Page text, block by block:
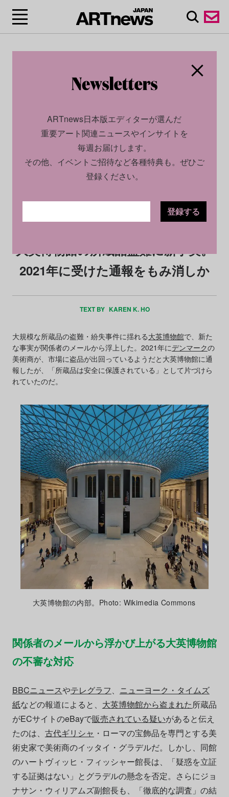
2023.08.31
大英博物館の所蔵品盗難に新事実。
2021年に受けた通報をもみ消しか
TEXT BY KAREN K. HO
大規模な所蔵品の盗難・紛失事件に揺れる大英博物館で、新た
な事実が関係者のメールから浮上した。2021年にデンマークの
美術商が、市場に盗品が出回っているようだと大英博物館に通
報したが、「所蔵品は安全に保護されている」として片づけら
れていたのだ。
大英博物館の内部。Photo: Wikimedia Commons
関係者のメールから浮かび上がる大英博物館
の不審な対応
BBCニュースやテレグラフ、 ニューヨーク・タイムズ
紙などの報道によると、 大英博物館から盗まれた所蔵品
がECサイトのeBayで販売されている疑いがあると伝え
たのは、 古代ギリシャ ・ローマの宝飾品を専門とする美
術史家で美術商のイッタイ・グラデルだ。しかし、同館
のハートヴィッヒ・フィッシャー館長は、「疑惑を立証
する証拠はない」とグラデルの懸念を否定。さらにジョ
ナサン・ウィリアムズ副館長も、「徹底的な調査」の結
ARTnews日本版エディターが選んだ
重要アート関連ニュースやインサイトを
毎週お届けします。
その他、イベントご招待など各種特典も。ぜひご
登録ください。
登録する